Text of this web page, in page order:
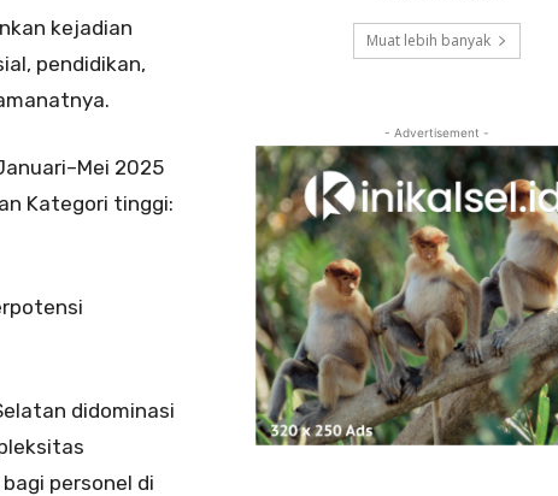
kejadian
pendidikan,
2025
Kategori tinggi:
didominasi
personel di
Muat lebih banyak
- Advertisement -